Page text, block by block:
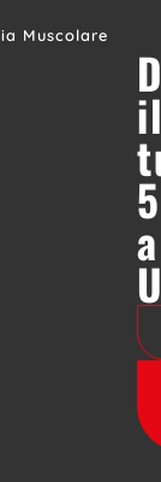
Muscolare
a